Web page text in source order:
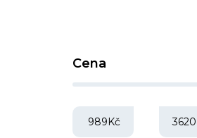
Cena
989Kč 3620